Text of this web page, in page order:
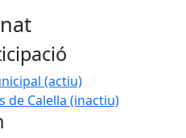
(actiu)
de Calella (inactiu)